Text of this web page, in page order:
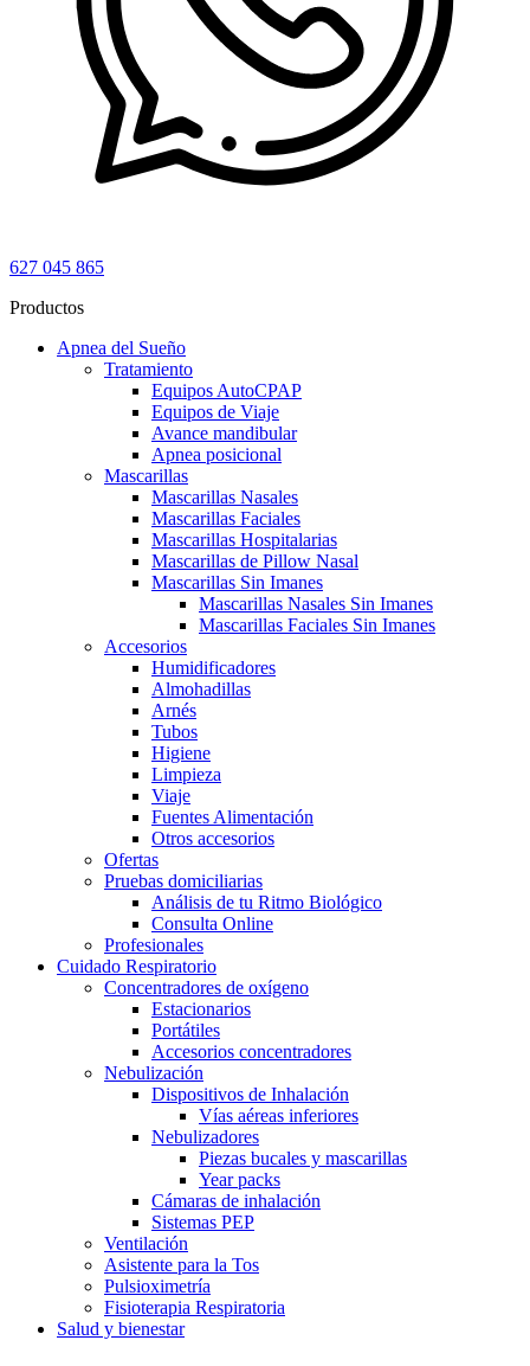
627 045 865
Productos
Apnea del Sueño
Tratamiento
Equipos AutoCPAP
Equipos de Viaje
Avance mandibular
Apnea posicional
Mascarillas
Mascarillas Nasales
Mascarillas Faciales
Mascarillas Hospitalarias
Mascarillas de Pillow Nasal
Mascarillas Sin Imanes
Mascarillas Nasales Sin Imanes
Mascarillas Faciales Sin Imanes
Accesorios
Humidificadores
Almohadillas
Arnés
Tubos
Higiene
Limpieza
Viaje
Fuentes Alimentación
Otros accesorios
Ofertas
Pruebas domiciliarias
Análisis de tu Ritmo Biológico
Consulta Online
Profesionales
Cuidado Respiratorio
Concentradores de oxígeno
Estacionarios
Portátiles
Accesorios concentradores
Nebulización
Dispositivos de Inhalación
Vías aéreas inferiores
Nebulizadores
Piezas bucales y mascarillas
Year packs
Cámaras de inhalación
Sistemas PEP
Ventilación
Asistente para la Tos
Pulsioximetría
Fisioterapia Respiratoria
Salud y bienestar